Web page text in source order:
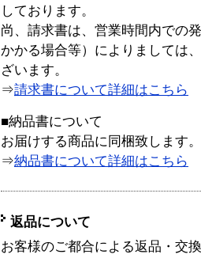
しております。
尚、請求書は、営業時間内での
かかる場合等）によりましては
ざいます。
⇒請求書について詳細はこちら
■納品書について
お届けする商品に同梱致します。
⇒納品書について詳細はこちら
返品について
お客様のご都合による返品・交